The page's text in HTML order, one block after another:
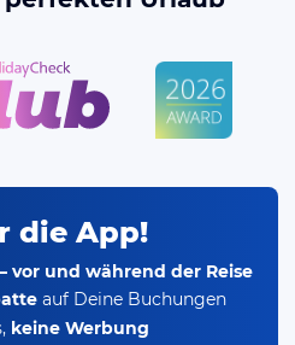
die App!
vor und während der Reise
auf Deine Buchungen
keine Werbung